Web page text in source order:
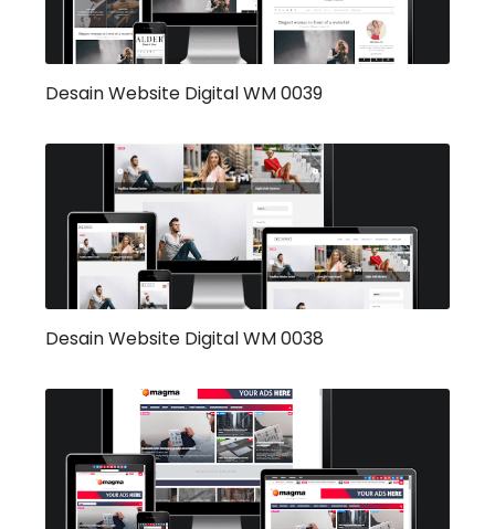
Desain Website Digital WM 0039
Desain Website Digital WM 0038